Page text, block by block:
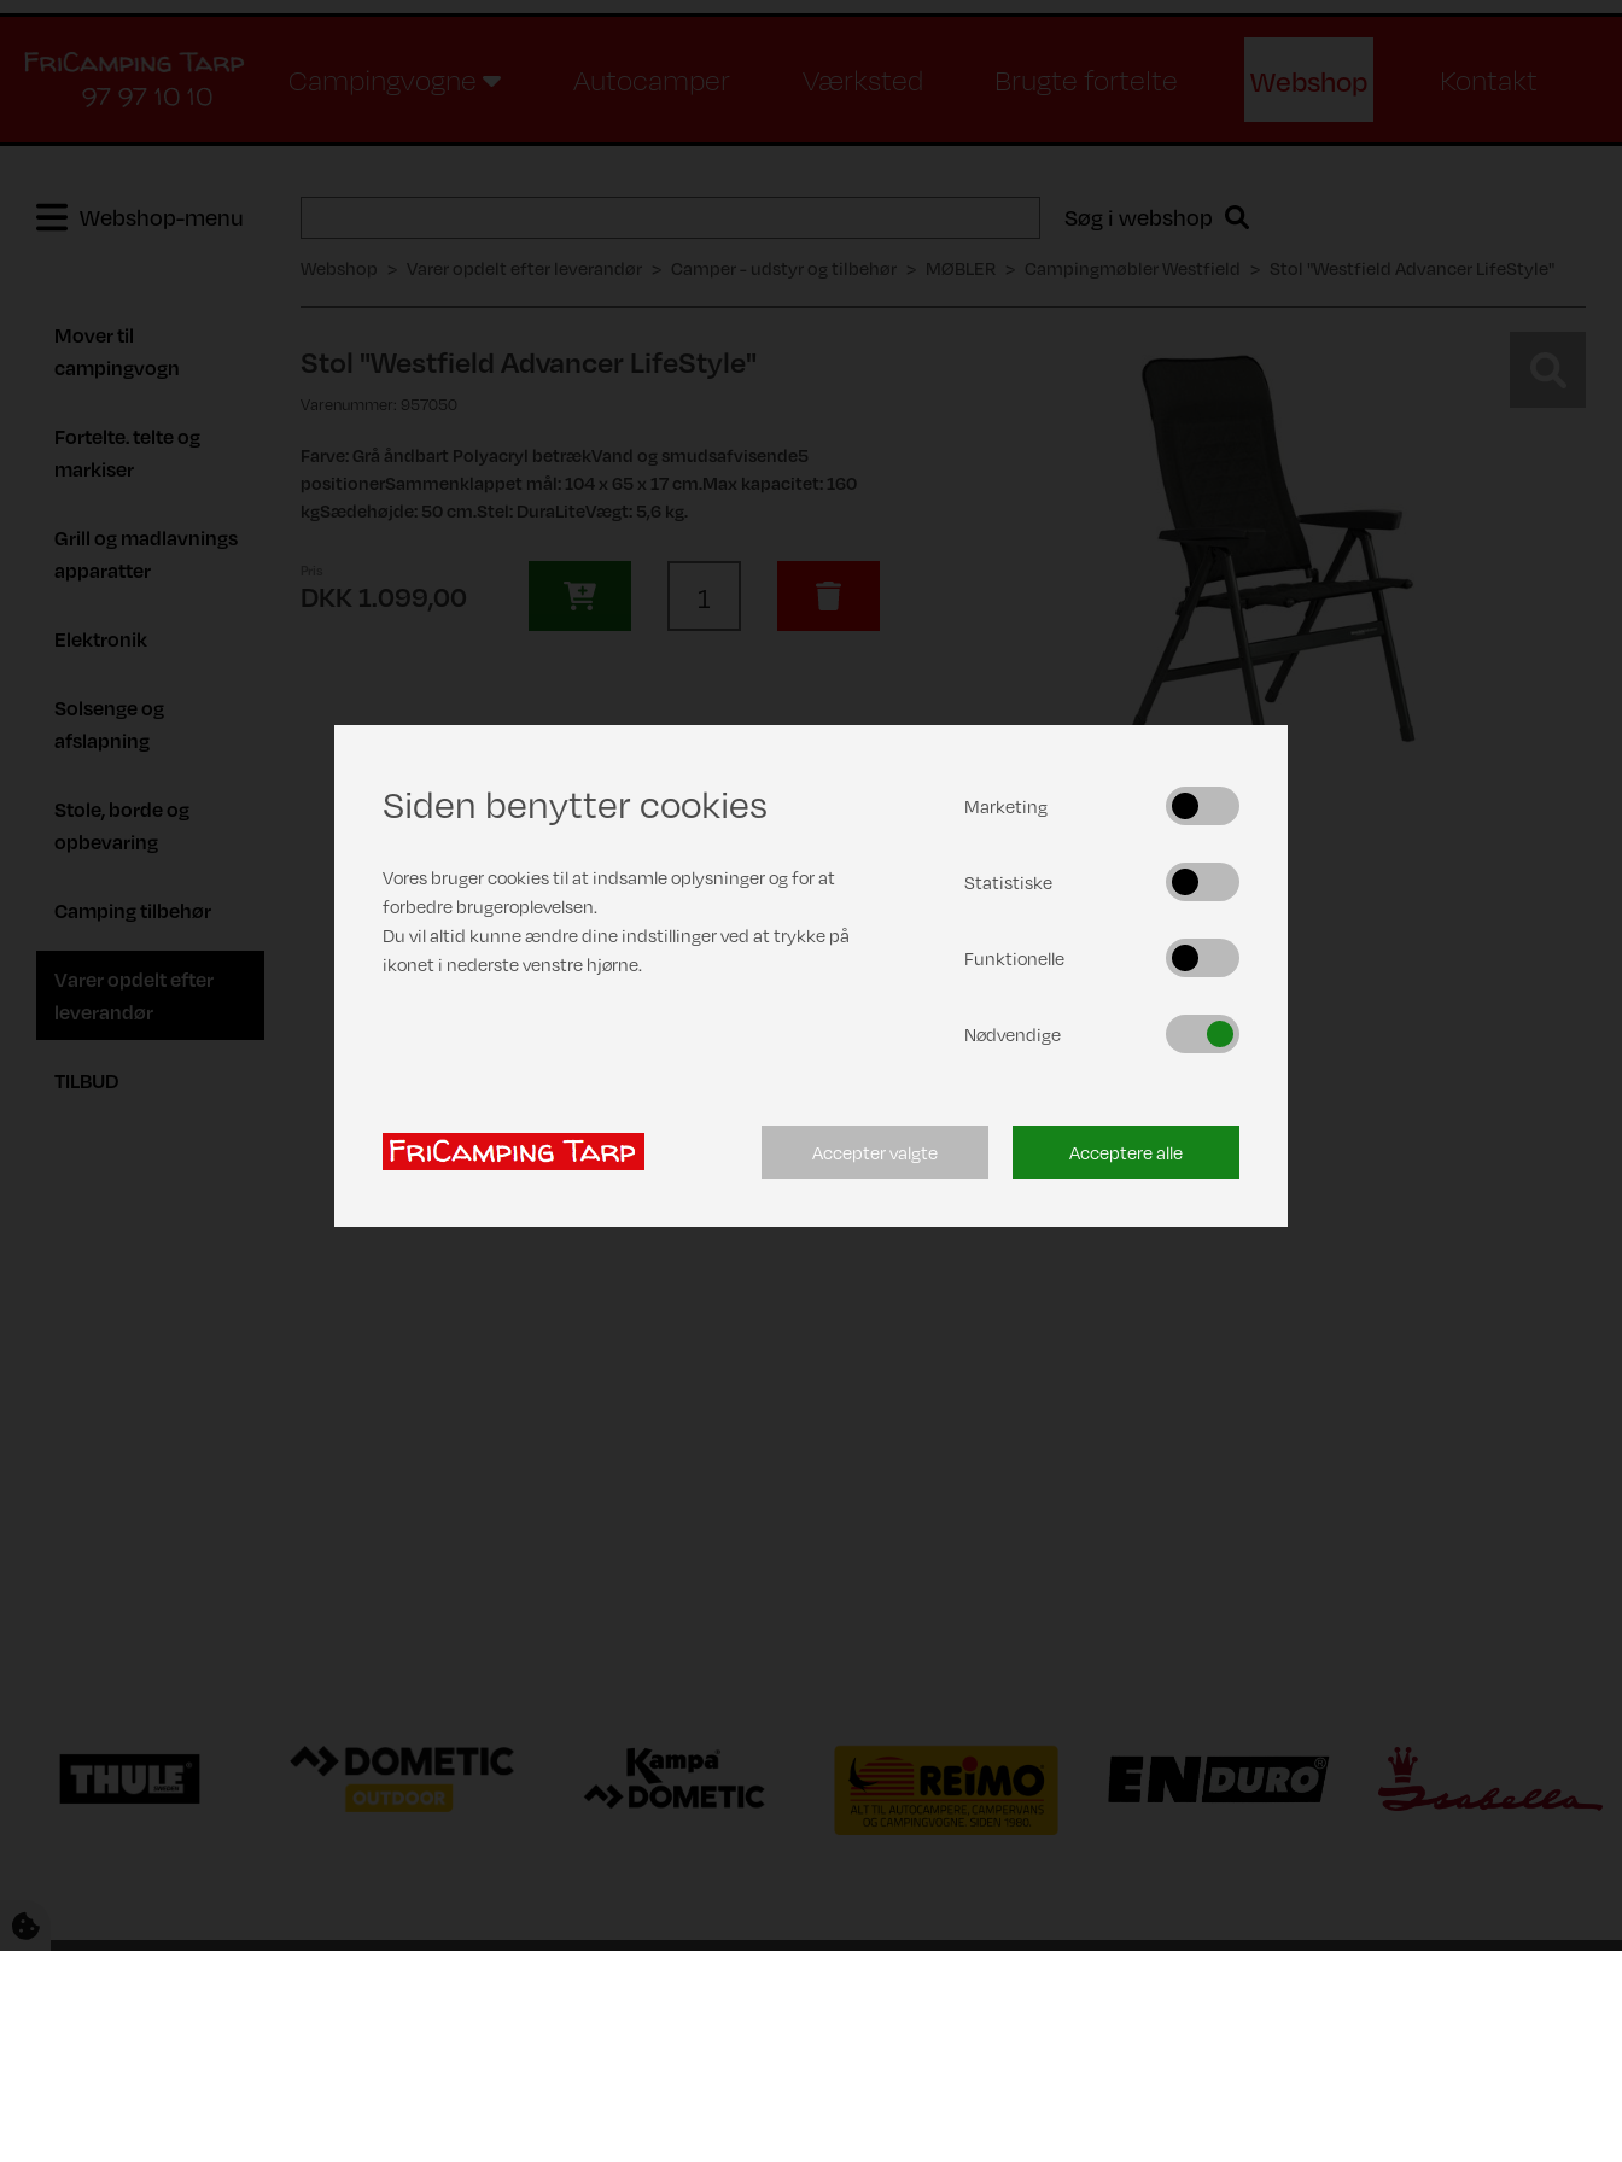
97 97 10 10
Campingvogne Autocamper Værksted Brugte fortelte Webshop Kontakt
Webshop-menu Søg i webshop
Webshop Varer opdelt efter leverandør Camper - udstyr og tilbehør MØBLER Campingmøbler Westfield Stol "Westfield Advancer LifeStyle"
Mover til
campingvogn
Fortelte. telte og
markiser
Grill og madlavnings
apparatter
Elektronik
Solsenge og
afslapning
Stole, borde og
opbevaring
Camping tilbehør
Varer opdelt efter
leverandør
TILBUD
Stol "Westfield Advancer LifeStyle"
Varenummer: 957050
Farve: Grå åndbart Polyacryl betrækVand og smudsafvisende5
positionerSammenklappet mål: 104 x 65 x 17 cm.Max kapacitet: 160
kgSædehøjde: 50 cm.Stel: DuraLiteVægt: 5,6 kg.
DKK 1.099,00
Siden benytter cookies
Vores bruger cookies til at indsamle oplysninger og for at
forbedre brugeroplevelsen.
Du vil altid kunne ændre dine indstillinger ved at trykke på
ikonet i nederste venstre hjørne.
Marketing
Statistiske
Funktionelle
Nødvendige
Accepter valgte Acceptere alle